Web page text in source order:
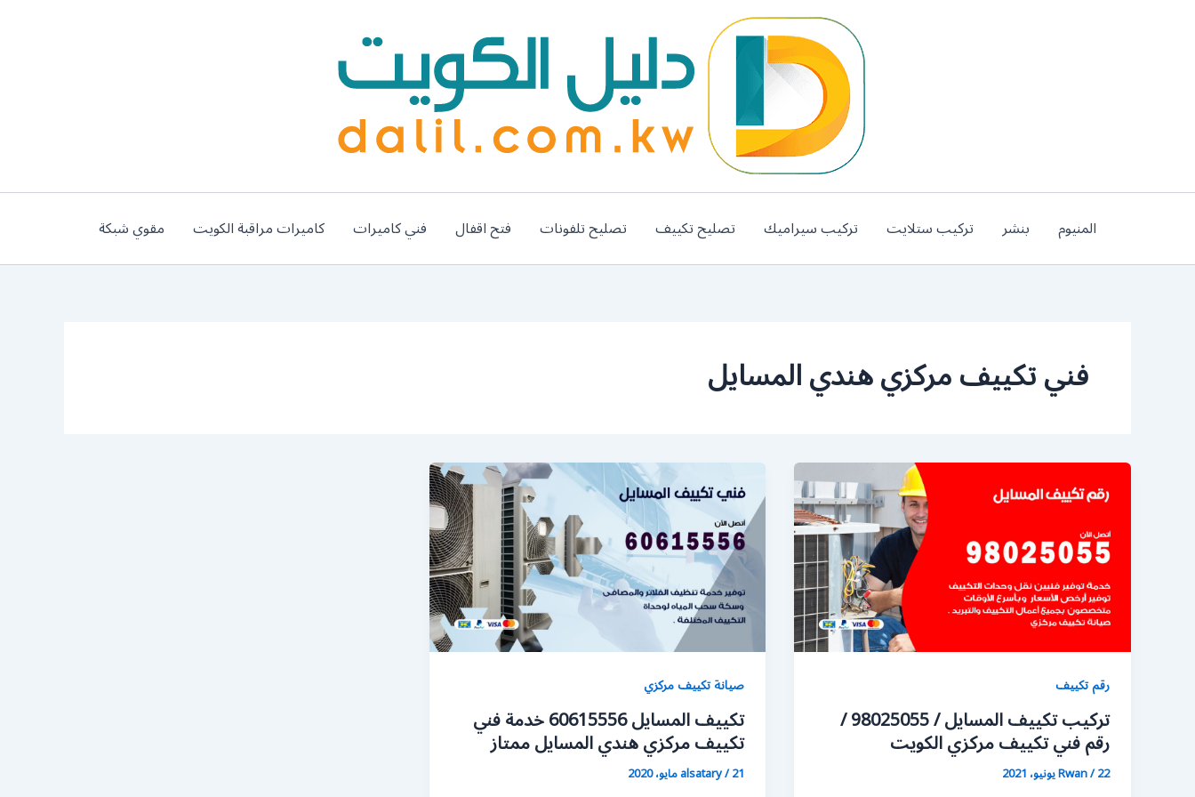
المنيوم بنشر تركيب ستلايت تركيب سيراميك تصليح تكييف تصليح تلفونات فتح اقفال فني كاميرات كاميرات مراقبة الكويت مقوي شبكة
فني تكييف مركزي هندي المسايل
رقم تكييف
تركيب تكييف المسايل / 98025055 /
رقم فني تكييف مركزي الكويت
Rwan/22 يونيو، 2021
صيانة تكييف مركزي
تكييف المسايل 60615556 خدمة فني
تكييف مركزي هندي المسايل ممتاز
alsatary/21 مايو، 2020